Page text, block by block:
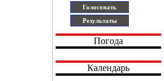
Погода
Календарь